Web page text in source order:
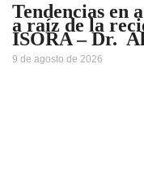
Tendencias
a raíz de la
ISORA – Dr.
9 de agosto de 2026